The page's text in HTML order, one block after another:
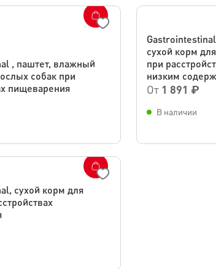
, паштет, влажный
собак при
пищеварения
сухой корм
при
низким
От 1 891 ₽
В наличии
сухой корм для